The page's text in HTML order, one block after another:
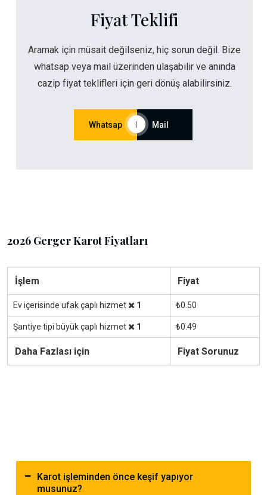
Fiyat Teklifi
Aramak için müsait değilseniz, hiç sorun değil. Bize
whatsap veya mail üzerinden ulaşabilir ve anında
cazip fiyat teklifleri için geri dönüş alabilirsiniz.
Whatsap | Mail
2026 Gerger Karot Fiyatları
İşlem Fiyat
Ev içerisinde ufak çaplı hizmet 1 ₺0.50
Şantiye tipi büyük çaplı hizmet 1 ₺0.49
Daha Fazlası için Fiyat Sorunuz
Karot işleminden önce keşif yapıyor
musunuz?